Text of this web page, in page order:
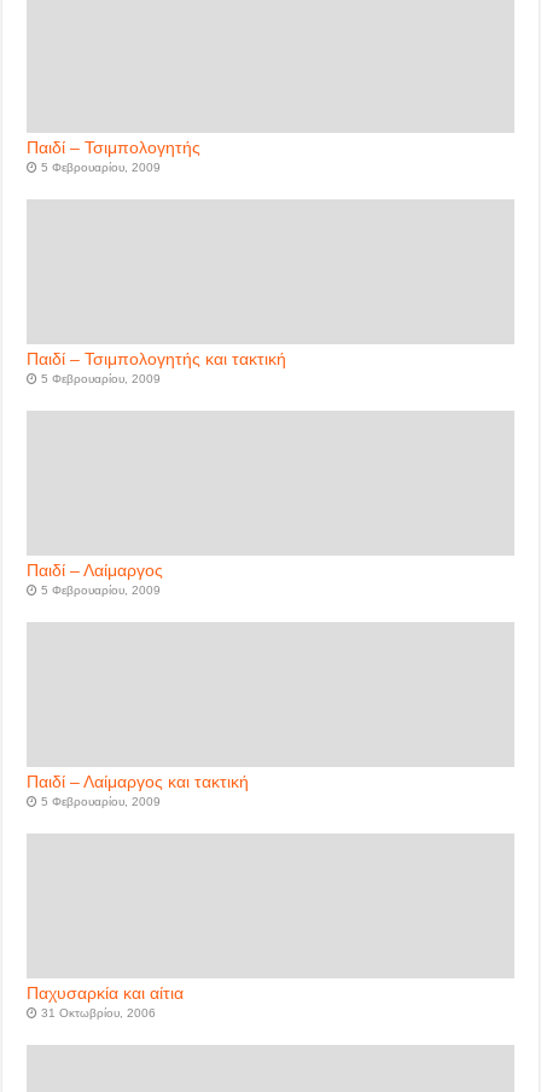
Παιδί – Τσιμπολογητής
5 Φεβρουαρίου, 2009
Παιδί – Τσιμπολογητής και τακτική
5 Φεβρουαρίου, 2009
Παιδί – Λαίμαργος
5 Φεβρουαρίου, 2009
Παιδί – Λαίμαργος και τακτική
5 Φεβρουαρίου, 2009
Παχυσαρκία και αίτια
31 Οκτωβρίου, 2006